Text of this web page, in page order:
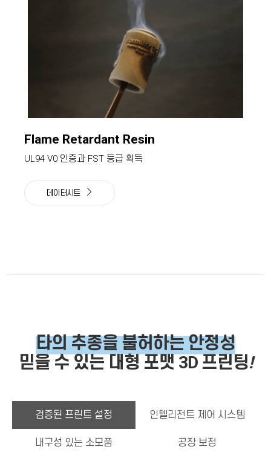
Flame Retardant Resin
UL94 V0 인증과 FST 등급 획득
데이터시트
타의 추종을 불허하는 안정성
믿을 수 있는 대형 포맷 3D 프린팅!
검증된 프린트 설정 인텔리전트 제어 시스템
내구성 있는 소모품 공장 보정